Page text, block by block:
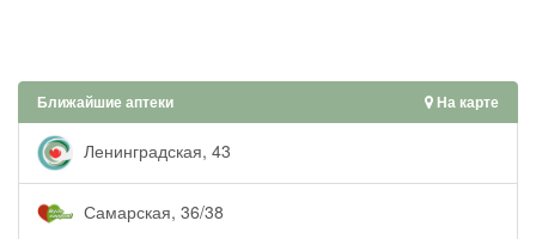
Ближайшие аптеки На карте
Ленинградская, 43
Самарская, 36/38